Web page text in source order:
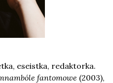
eseistka, redaktorka.
fantomowe (2003),